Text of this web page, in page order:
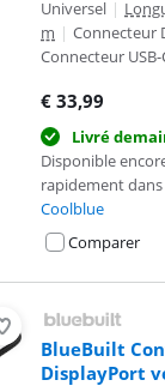
Universel |
m | Connecteur
Connecteur USB-
€ 33,99
Livré
Disponible
rapidement dans
Coolblue
Comparer
BlueBuilt
DisplayPort